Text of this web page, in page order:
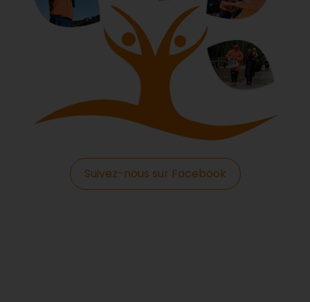
Suivez-nous sur Facebook